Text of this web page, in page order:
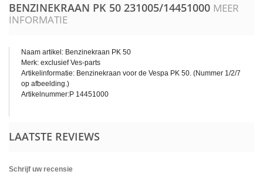
BENZINEKRAAN PK 50 231005/14451000 MEER
INFORMATIE
Naam artikel: Benzinekraan PK 50
Merk: exclusief Ves-parts
Artikelinformatie: Benzinekraan voor de Vespa PK 50. (Nummer 1/2/7
op afbeelding.)
Artikelnummer:P 14451000
LAATSTE REVIEWS
Schrijf uw recensie